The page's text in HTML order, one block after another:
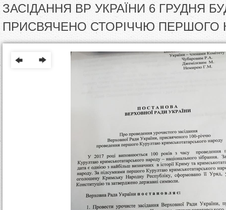
и
є
ЗАСІДАННЯ ВР УКРАЇНИ 6 ГРУДНЯ
ПРИСВЯЧЕНО СТОРІЧЧЮ ПЕРШОГО